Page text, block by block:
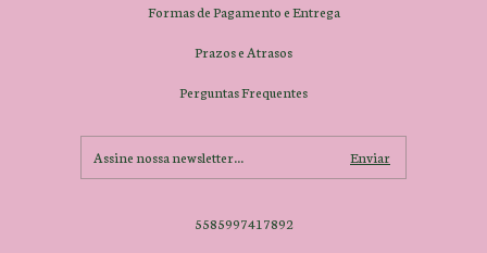
Formas de Pagamento e Entrega
Prazos e Atrasos
Perguntas Frequentes
5585997417892